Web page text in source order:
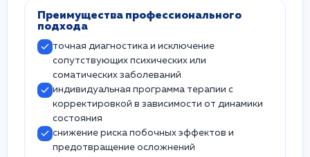
Преимущества профессионального
подхода
точная диагностика и исключение
сопутствующих психических или
соматических заболеваний
индивидуальная программа терапии с
корректировкой в зависимости от динамики
состояния
снижение риска побочных эффектов и
предотвращение осложнений